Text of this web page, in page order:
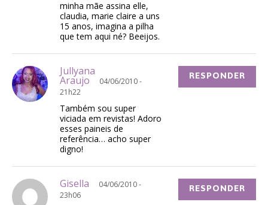
minha mãe assina elle,
claudia, marie claire a uns
15 anos, imagina a pilha
que tem aqui né? Beeijos.
Jullyana
Araujo
04/06/2010 -
21h22
Também sou super
viciada em revistas! Adoro
esses paineis de
referência… acho super
digno!
RESPONDER
Gisella
04/06/2010 -
23h06
RESPONDER